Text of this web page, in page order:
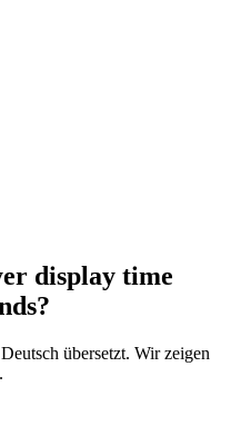
display time
übersetzt. Wir zeigen